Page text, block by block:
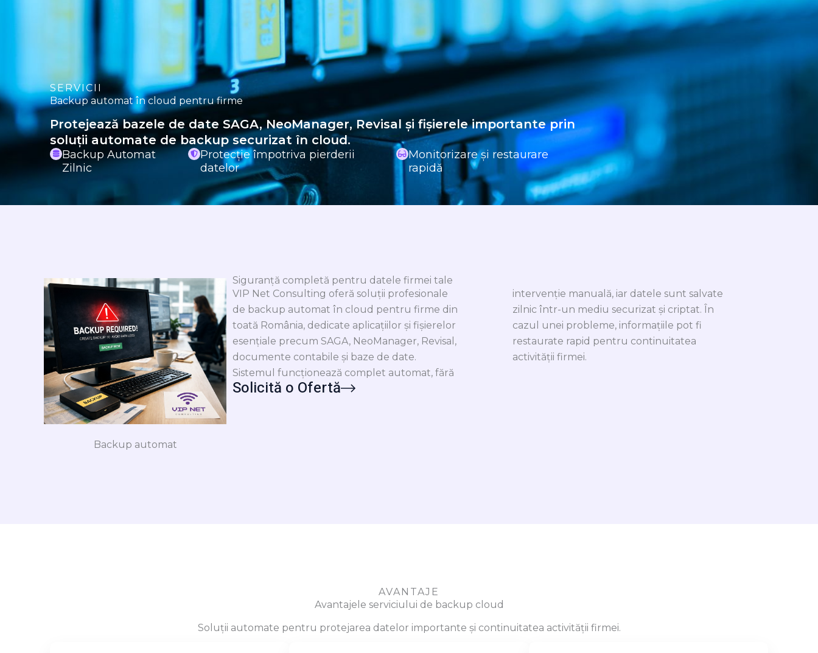
SERVICII
Backup automat în cloud pentru firme
Protejează bazele de date SAGA, NeoManager, Revisal și fișierele importante prin
soluții automate de backup securizat în cloud.
Backup Automat
Zilnic
Protecție împotriva pierderii
datelor
Monitorizare și restaurare
rapidă
Backup automat
Siguranță completă pentru datele firmei tale
VIP Net Consulting oferă soluții profesionale
de backup automat în cloud pentru firme din
toată România, dedicate aplicațiilor și fișierelor
esențiale precum SAGA, NeoManager, Revisal,
documente contabile și baze de date.
Sistemul funcționează complet automat, fără
intervenție manuală, iar datele sunt salvate
zilnic într-un mediu securizat și criptat. În
cazul unei probleme, informațiile pot fi
restaurate rapid pentru continuitatea
activității firmei.
Solicită o Ofertă
AVANTAJE
Avantajele serviciului de backup cloud
Soluții automate pentru protejarea datelor importante și continuitatea activității firmei.